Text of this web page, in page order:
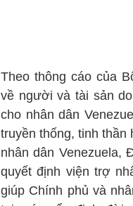
Theo thông cáo của
về người và tài sản
cho nhân dân
truyền thống, tinh thần
nhân dân Venezuela,
quyết định viện trợ
giúp Chính phủ và